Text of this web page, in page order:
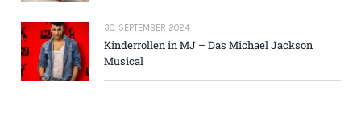
30. SEPTEMBER 2024
Kinderrollen in MJ – Das Michael Jackson
Musical